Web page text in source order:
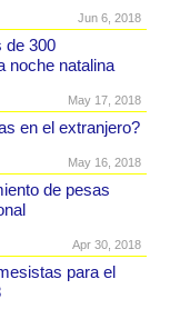
Jun 6, 2018
de 300
noche natalina
May 17, 2018
en el extranjero?
May 16, 2018
de pesas
Apr 30, 2018
para el